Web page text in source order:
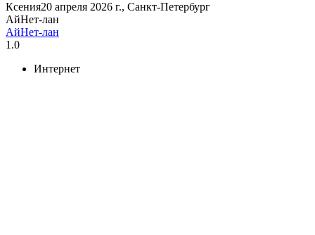
Ксения20 апреля 2026 г., Санкт-Петербург
АйНет-лан
АйНет-лан
1.0
Интернет